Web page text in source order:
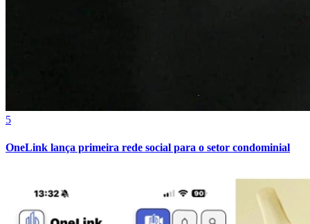
5
OneLink lança primeira rede social para o setor condominial